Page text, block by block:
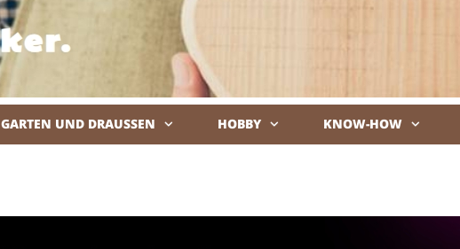
GARTEN UND DRAUSSEN HOBBY KNOW-HOW